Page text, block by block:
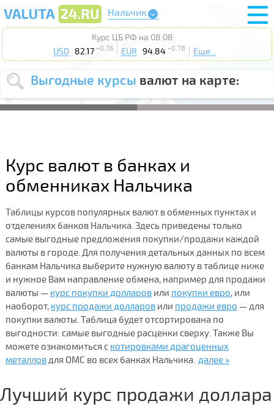
Нальчик
Курс ЦБ РФ на 08.08:
USD
82.17 +0.76 EUR 94.84 +0.78 Еще...
Выгодные курсы валют на карте:
Выберите
USD EUR
Выберите
действие: Продать
Поиск
Курс валют в банках и
обменниках Нальчика
Таблицы курсов популярных валют в обменных пунктах и
отделениях банков Нальчика. Здесь приведены только
самые выгодные предложения покупки/продажи каждой
валюты в городе. Для получения детальных данных по всем
банкам Нальчика выберите нужную валюту в таблице ниже
и нужное Вам направление обмена, например для продажи
валюты — курс покупки долларовили покупки евро, или
наоборот, курс продажи долларовили продажи евро — для
покупки валюты. Таблица будет отсортирована по
выгодности: самые выгодные расценки сверху. Также Вы
можете ознакомиться с котировками драгоценных
металловдля ОМС во всех банках Нальчика. далее »
Лучший курс продажи доллара